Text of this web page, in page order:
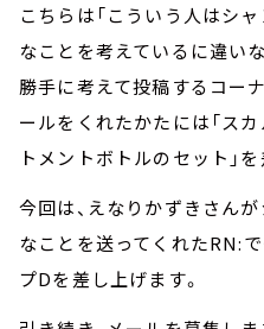
こちらは「こういう人はシ
なことを考えているに違い
勝手に考えて投稿するコー
ールをくれたかたには「ス
トメントボトルのセット」
今回は、えなりかずきさん
なことを送ってくれたRN:
プDを差し上げます。